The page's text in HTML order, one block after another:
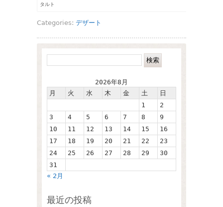
タルト
Categories: デザート
2026年8月
月
火 水 木 金 土
日
1
2
3
4 5 6 7 8
9
10
11 12 13 14 15
16
17
18 19 20 21 22
23
24
25 26 27 28 29
30
31
« 2月
最近の投稿